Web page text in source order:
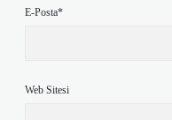
E-Posta*
Web Sitesi